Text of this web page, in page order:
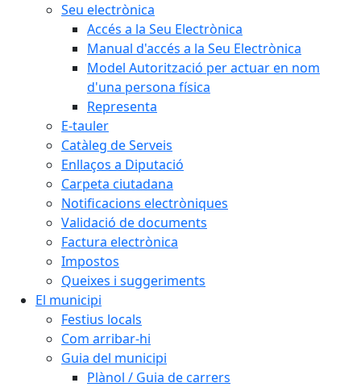
Seu electrònica
Accés a la Seu Electrònica
Manual d'accés a la Seu Electrònica
Model Autorització per actuar en nom
d'una persona física
Representa
E-tauler
Catàleg de Serveis
Enllaços a Diputació
Carpeta ciutadana
Notificacions electròniques
Validació de documents
Factura electrònica
Impostos
Queixes i suggeriments
El municipi
Festius locals
Com arribar-hi
Guia del municipi
Plànol / Guia de carrers